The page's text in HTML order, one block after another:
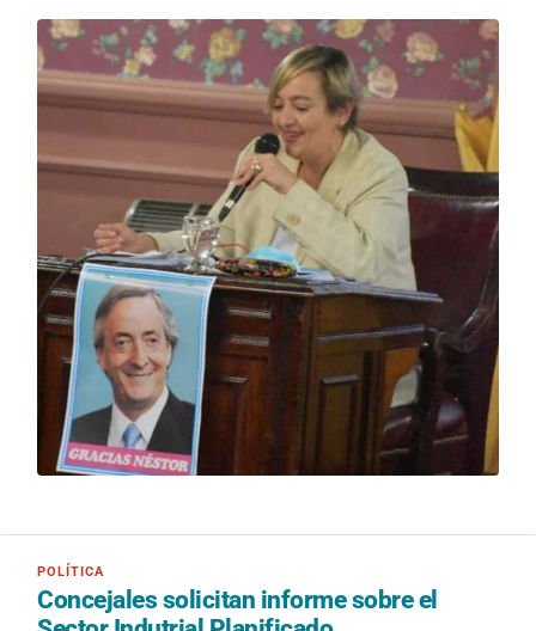
Concejales solicitan informe sobre el